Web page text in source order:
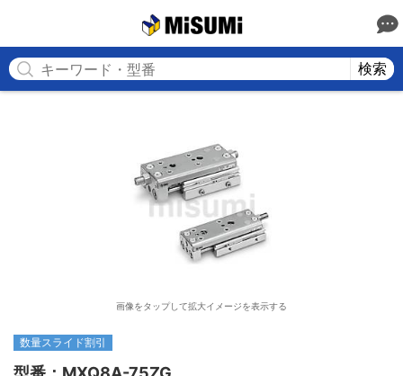
検索
画像をタップして拡大イメージを表示する
数量スライド割引